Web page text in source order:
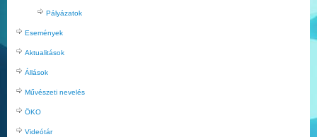
Pályázatok
Események
Aktualitások
Állások
Művészeti nevelés
ÖKO
Videótár